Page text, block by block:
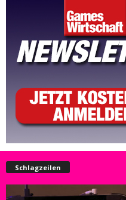
Schlagzeilen